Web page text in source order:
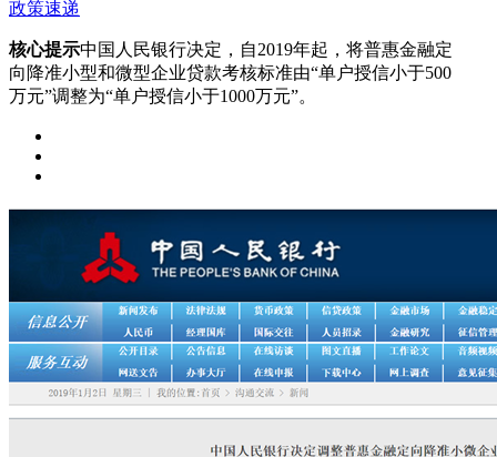
政策速递
核心提示中国人民银行决定，自2019年起，将普惠金融定
向降准小型和微型企业贷款考核标准由“单户授信小于500
万元”调整为“单户授信小于1000万元”。